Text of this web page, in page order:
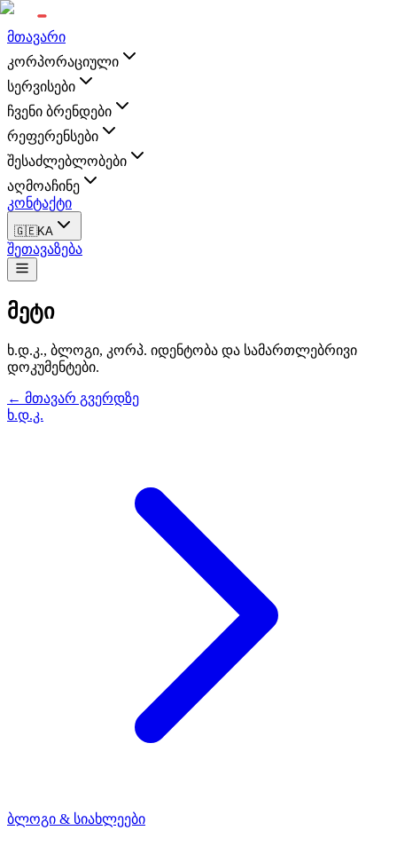
მთავარი
კორპორაციული
სერვისები
ჩვენი ბრენდები
რეფერენსები
შესაძლებლობები
აღმოაჩინე
კონტაქტი
🇬🇪KA
შეთავაზება
მეტი
ხ.დ.კ., ბლოგი, კორპ. იდენტობა და სამართლებრივი
დოკუმენტები.
← მთავარ გვერდზე
ხ.დ.კ.
ბლოგი & სიახლეები